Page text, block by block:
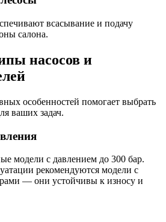
всасывание и подачу
салона.
насосов и
особенностей помогает выбрать
ваших задач.
модели с давлением до 300 бар.
рекомендуются модели с
— они устойчивы к износу и